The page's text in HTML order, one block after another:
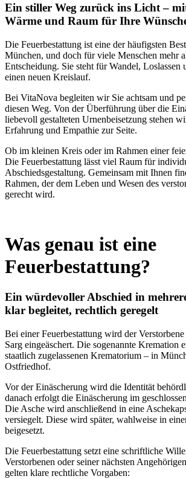
Ein stiller Weg zurück ins Licht –
Wärme und Raum für Ihre
Die Feuerbestattung ist eine der häufigsten
München, und doch für viele Menschen mehr
Entscheidung. Sie steht für Wandel, Loslassen
einen neuen Kreislauf.
Bei VitaNova begleiten wir Sie achtsam und
diesen Weg. Von der Überführung über die
liebevoll gestalteten Urnenbeisetzung stehen
Erfahrung und Empathie zur Seite.
Ob im kleinen Kreis oder im Rahmen einer
Die Feuerbestattung lässt viel Raum für
Abschiedsgestaltung. Gemeinsam mit Ihnen
Rahmen, der dem Leben und Wesen des
gerecht wird.
Was genau ist eine
Feuerbestattung?
Ein würdevoller Abschied in
klar begleitet, rechtlich geregelt
Bei einer Feuerbestattung wird der
Sarg eingeäschert. Die sogenannte Kremation
staatlich zugelassenen Krematorium – in
Ostfriedhof.
Vor der Einäscherung wird die Identität
danach erfolgt die Einäscherung im
Die Asche wird anschließend in eine
versiegelt. Diese wird später, wahlweise in
beigesetzt.
Die Feuerbestattung setzt eine schriftliche
Verstorbenen oder seiner nächsten
gelten klare rechtliche Vorgaben: